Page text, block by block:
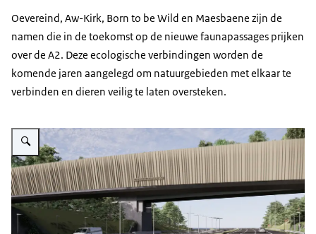
Oevereind, Aw-Kirk, Born to be Wild en Maesbaene zijn de
namen die in de toekomst op de nieuwe faunapassages prijken
over de A2. Deze ecologische verbindingen worden de
komende jaren aangelegd om natuurgebieden met elkaar te
verbinden en dieren veilig te laten oversteken.
Vergroot afbeelding Artist impression